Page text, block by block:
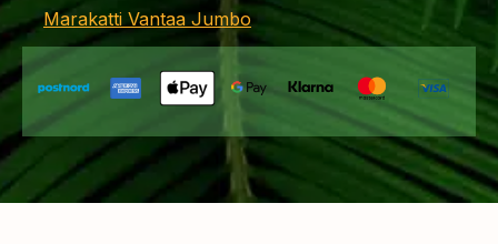
Marakatti Vantaa Jumbo